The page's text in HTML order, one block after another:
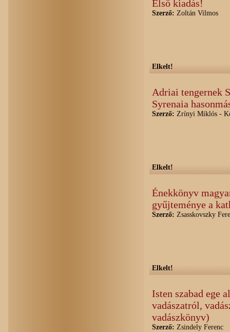
Első kiadás!
Szerző: Zoltán Vilmos
Elkelt!
Adriai tengernek
Syrenaia
Szerző: Zrínyi Miklós -
Elkelt!
Énekkönyv
gyűjteménye a
Szerző: Zsasskovszky
Elkelt!
Isten szabad ege
vadászatról,
vadászkönyv)
Szerző: Zsindely Ferenc